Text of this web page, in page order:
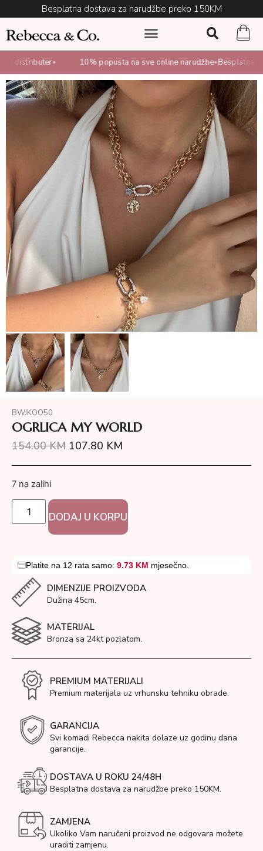
Besplatna dostava za narudžbe preko 150KM
distributer• 10% popusta na sve online narudžbe•Besplatna
BWJKOO50
OGRLICA MY WORLD
154.00KM 107.80 KM
7 na zalihi
DODAJ U KORPU
Platite na 12 rata samo: 9.73 KM mjesečno.
DIMENZIJE PROIZVODA
Dužina 45cm.
MATERIJAL
Bronza sa 24kt pozlatom.
PREMIUM MATERIJALI
Premium materijala uz vrhunsku tehniku obrade.
GARANCIJA
Svi komadi Rebecca nakita dolaze uz godinu dana
garancije.
DOSTAVA U ROKU 24/48H
Besplatna dostava za narudžbe preko 150KM.
ZAMJENA
Ukoliko Vam naručeni proizvod ne odgovara možete
uraditi zamjenu.